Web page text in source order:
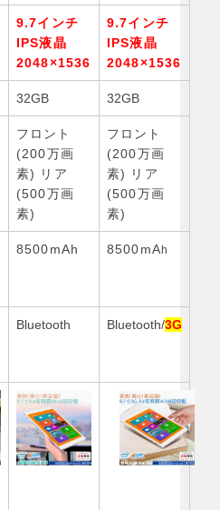
9.7インチ
IPS液晶
2048×1536
9.7インチ
IPS液晶
2048×1536
32GB 32GB
フロント
(200万画
素) リア
(500万画
素)
フロント
(200万画
素) リア
(500万画
素)
8500mAh 8500mAh
Bluetooth Bluetooth/3G